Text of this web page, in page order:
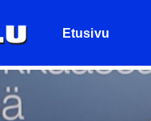
Etusivu